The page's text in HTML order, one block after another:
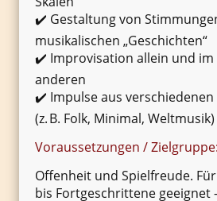
✔️ Gestaltung von
musikalischen „Geschichten“
✔️ Improvisation allein und im
anderen
✔️ Impulse aus
(z. B. Folk, Minimal, Weltmusik)
Voraussetzungen / Zielgruppe:
Offenheit und Spielfreude.
bis Fortgeschrittene geeignet